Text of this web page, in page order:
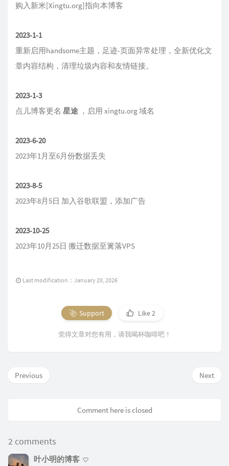
购入新米[Xingtu.org]指向本博客
2023-1-1
重新启用handsome主题，足迹-页面异常处理，全新优化文
章内容结构，清理垃圾内容和友情链接。
2023-1-3
点儿博客更名 星途 ，启用 xingtu.org 域名
2023-6-20
2023年1月至6月份数据丢失
2023-8-5
2023年8月5日 加入谷歌联盟，添加广告
2023-10-25
2023年10月25日 搬迁数据至篱落VPS
Last modification：January 20, 2026
Support Like2
觉得文章对您有用，请我喝杯咖啡吧！
Next
Previous
Comment here is closed
2 comments
叶小明的博客